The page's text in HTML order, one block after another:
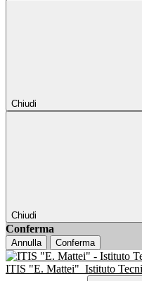
Chiudi
Chiudi
Conferma
Annulla Conferma
ITIS "E. Mattei" Istituto